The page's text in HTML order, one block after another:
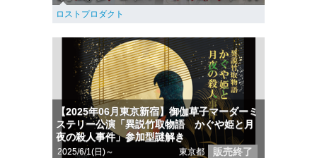
ロストプロダクト
【2025年06月東京新宿】御伽草子マーダーミ
ステリー公演「異説竹取物語 かぐや姫と月
夜の殺人事件」参加型謎解き
2025/6/1(日)～ 東京都 販売終了